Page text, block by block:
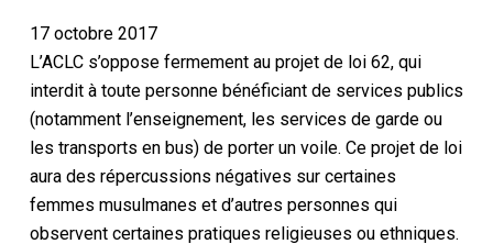
17 octobre 2017
L’ACLC s’oppose fermement au projet de loi 62, qui
interdit à toute personne bénéficiant de services publics
(notamment l’enseignement, les services de garde ou
les transports en bus) de porter un voile. Ce projet de loi
aura des répercussions négatives sur certaines
femmes musulmanes et d’autres personnes qui
observent certaines pratiques religieuses ou ethniques.